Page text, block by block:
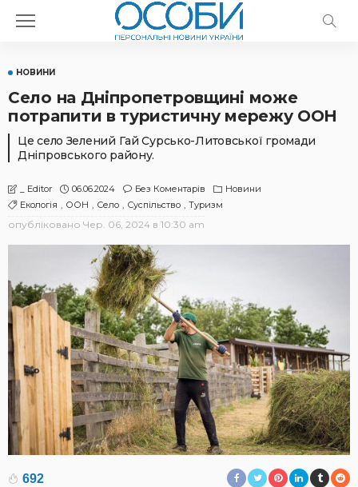
НОВИНИ
Село на Дніпропетровщині може
потрапити в туристичну мережу ООН
Це село Зелений Гай Сурсько-Литовської громади
Дніпровського району.
_ Editor 06.06.2024 Без Коментарів
Новини
Екологія
ООН Село Суспільство Туризм
опубліковано Чер. 06, 2024 в 10:30 am
692